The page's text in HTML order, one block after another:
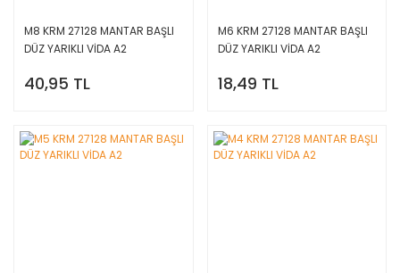
M8 KRM 27128 MANTAR BAŞLI
DÜZ YARIKLI VİDA A2
40,95 TL
M6 KRM 27128 MANTAR BAŞLI
DÜZ YARIKLI VİDA A2
18,49 TL